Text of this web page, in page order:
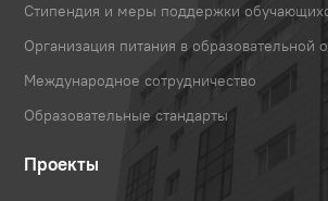
Стипендия и меры поддержки
Организация питания в образовательной
Международное сотрудничество
Образовательные стандарты
Проекты